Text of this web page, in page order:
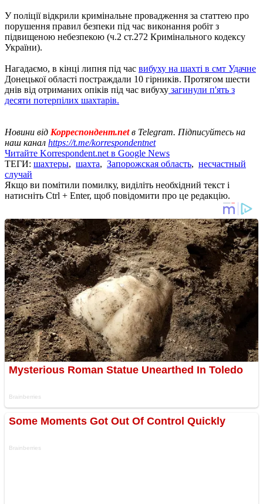
У поліції відкрили кримінальне провадження за статтею про
порушення правил безпеки під час виконання робіт з
підвищеною небезпекою (ч.2 ст.272 Кримінального кодексу
України).
Нагадаємо, в кінці липня під час вибуху на шахті в смт Удачне
Донецької області постраждали 10 гірників. Протягом шести
днів від отриманих опіків під час вибуху загинули п'ять з
десяти потерпілих шахтарів.
Новини від Корреспондент.netв Telegram. Підписуйтесь на
наш канал https://t.me/korrespondentnet
Читайте Korrespondent.net в Google News
ТЕГИ: шахтеры, шахта, Запорожская область, несчастный
случай
Якщо ви помітили помилку, виділіть необхідний текст і
натисніть Ctrl + Enter, щоб повідомити про це редакцію.